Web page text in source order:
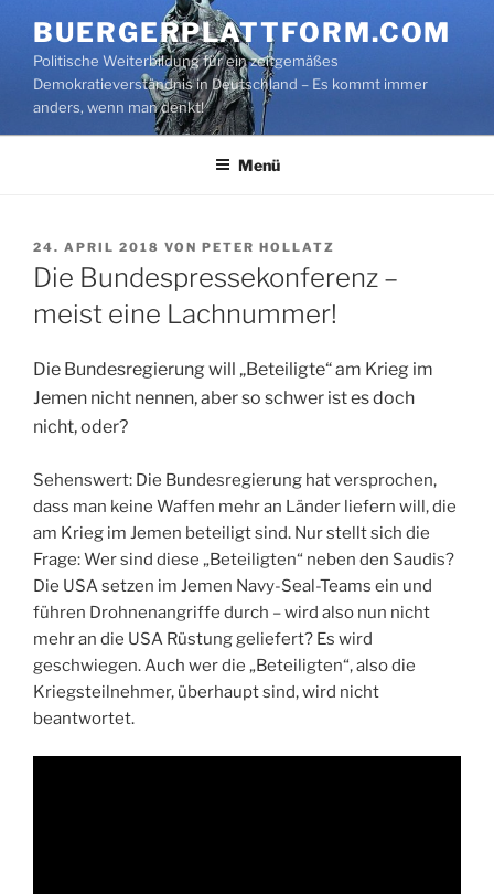
Inhalt
springen
BUERGERPLATTFORM.COM
Politische Weiterbildung für ein zeitgemäßes
Demokratieverständnis in Deutschland – Es kommt immer
anders, wenn man denkt!
Menü
VERÖFFENTLICHT
AM
24. APRIL 2018 VON PETER HOLLATZ
Die Bundespressekonferenz –
meist eine Lachnummer!
Die Bundesregierung will „Beteiligte“ am Krieg im
Jemen nicht nennen, aber so schwer ist es doch
nicht, oder?
Sehenswert: Die Bundesregierung hat versprochen,
dass man keine Waffen mehr an Länder liefern will, die
am Krieg im Jemen beteiligt sind. Nur stellt sich die
Frage: Wer sind diese „Beteiligten“ neben den Saudis?
Die USA setzen im Jemen Navy-Seal-Teams ein und
führen Drohnenangriffe durch – wird also nun nicht
mehr an die USA Rüstung geliefert? Es wird
geschwiegen. Auch wer die „Beteiligten“, also die
Kriegsteilnehmer, überhaupt sind, wird nicht
beantwortet.